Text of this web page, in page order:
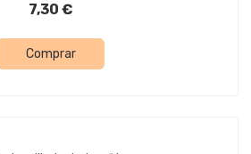
7,30 €
Comprar